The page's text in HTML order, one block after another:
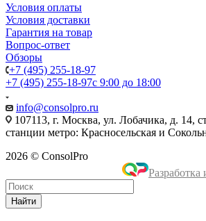
Условия оплаты
Условия доставки
Гарантия на товар
Вопрос-ответ
Обзоры
+7 (495) 255-18-97
+7 (495) 255-18-97с 9:00 до 18:00
info@consolpro.ru
107113, г. Москва, ул. Лобачика, д. 14,
станции метро: Красносельская и
2026 © ConsolPro
Найти